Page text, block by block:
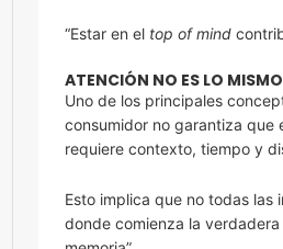
“Estar en el top of mind
ATENCIÓN NO ES LO
Uno de los principales
consumidor no garantiza que
requiere contexto, tiempo y
Esto implica que no todas las
donde comienza la